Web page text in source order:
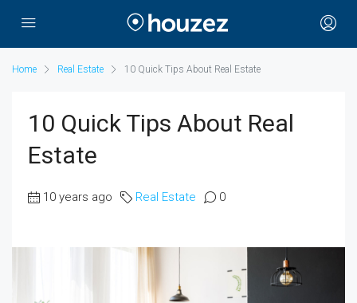
Home Real Estate 10 Quick Tips About Real Estate
10 Quick Tips About Real
Estate
10 years ago Real Estate 0